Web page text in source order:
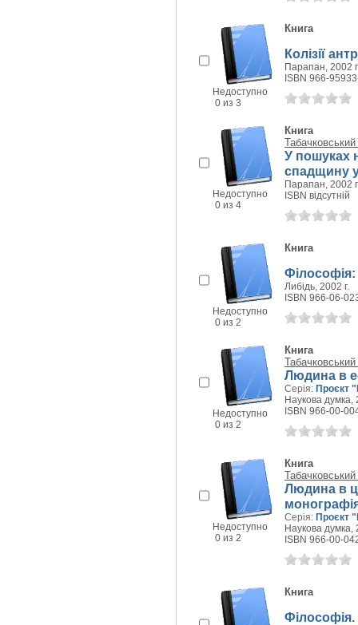
Недоступно
0 из 3
Книга
Колізії
Парапан, 2002
ISBN 966-
Недоступно
0 из 4
Книга
Табачковський
У пошуках
спадщину
Парапан, 2002
ISBN відсутній
Недоступно
0 из 2
Книга
Філософія:
Либідь, 2002 г.
ISBN 966-06-
Недоступно
0 из 2
Книга
Табачковський
Людина в
Серія: Проєкт
Наукова думка,
ISBN 966-00-
Недоступно
0 из 2
Книга
Табачковський
Людина в
Серія: Проєкт
Наукова думка,
ISBN 966-00-
Книга
Філософія.